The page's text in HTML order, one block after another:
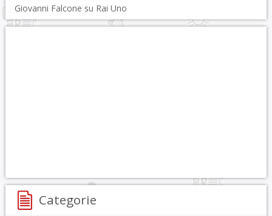
Giovanni Falcone su Rai Uno
Categorie